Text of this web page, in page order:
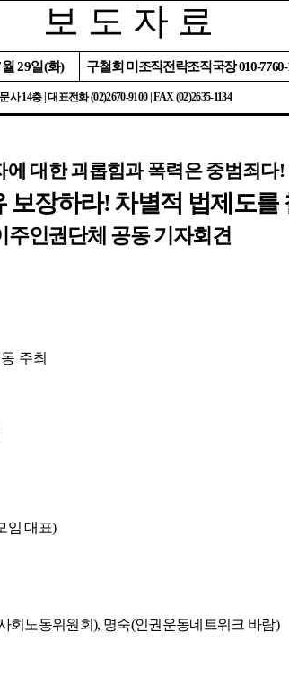
보 도 자 료
월29일(화) 구철회 미조직전략조직국장010-
사14층 |대표전화(02)2670-9100 | FAX (02)2635-1134
에 대한 괴롭힘과 폭력은 중범죄다!
보장하라! 차별적 법제도를
주인권단체 공동 기자회견
주최
임 대표)
회노동위원회), 명숙(인권운동네트워크 바람)